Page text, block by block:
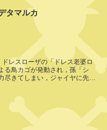
タマルカ
る鳥カゴが発動され，孫「シ
きてしまい，ジャイヤに先に